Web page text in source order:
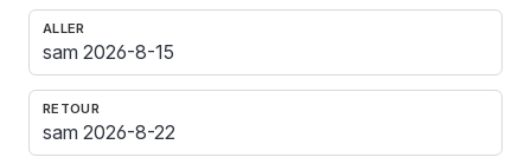
ALLER
RETOUR